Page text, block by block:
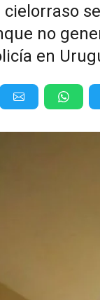
cielorraso
no
en